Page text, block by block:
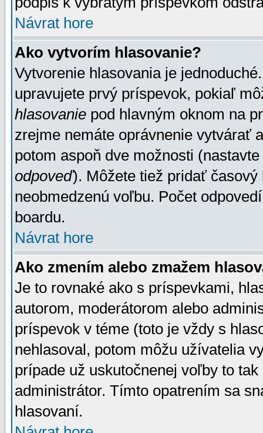
Návrat hore
Ako vytvorím hlasovanie?
Vytvorenie hlasovania je
upravujete prvý príspevok, pokiaľ
hlasovanie pod hlavným oknom na
zrejme nemáte oprávnenie vytvárať
potom aspoň dve možnosti
odpoveď). Môžete tiež pridať
neobmedzenú voľbu. Počet
boardu.
Návrat hore
Ako zmením alebo zmažem
Je to rovnaké ako s príspevkami,
autorom, moderátorom alebo
príspevok v téme (toto je vždy s
nehlasoval, potom môžu užívatelia
prípade už uskutočnenej voľby to
administrátor. Tímto opatrením sa
hlasovaní.